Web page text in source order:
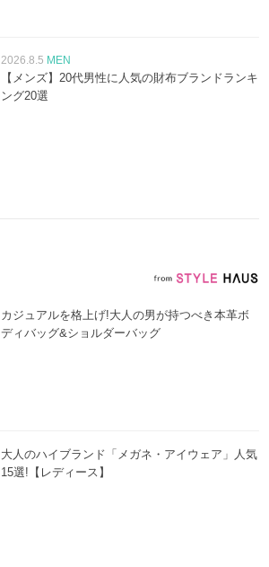
2026.8.5 MEN
【メンズ】20代男性に人気の財布ブランドランキ
ング20選
カジュアルを格上げ!大人の男が持つべき本革ボ
ディバッグ&ショルダーバッグ
大人のハイブランド「メガネ・アイウェア」人気
15選!【レディース】